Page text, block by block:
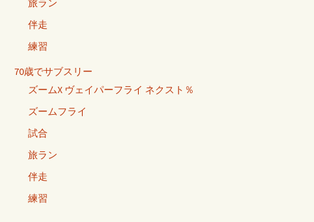
旅ラン
伴走
練習
70歳でサブスリー
ズームX ヴェイパーフライ ネクスト％
ズームフライ
試合
旅ラン
伴走
練習